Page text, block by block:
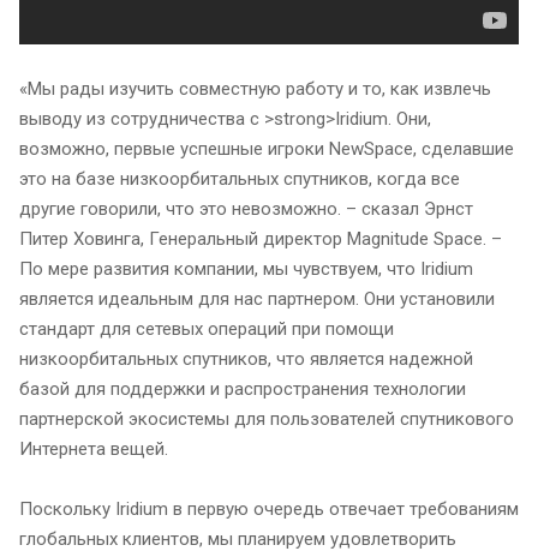
«Мы рады изучить совместную работу и то, как извлечь
выводу из сотрудничества с >strong>Iridium. Они,
возможно, первые успешные игроки NewSpace, сделавшие
это на базе низкоорбитальных спутников, когда все
другие говорили, что это невозможно. – сказал Эрнст
Питер Ховинга, Генеральный директор Magnitude Space. –
По мере развития компании, мы чувствуем, что Iridium
является идеальным для нас партнером. Они установили
стандарт для сетевых операций при помощи
низкоорбитальных спутников, что является надежной
базой для поддержки и распространения технологии
партнерской экосистемы для пользователей спутникового
Интернета вещей.
Поскольку Iridium в первую очередь отвечает требованиям
глобальных клиентов, мы планируем удовлетворить